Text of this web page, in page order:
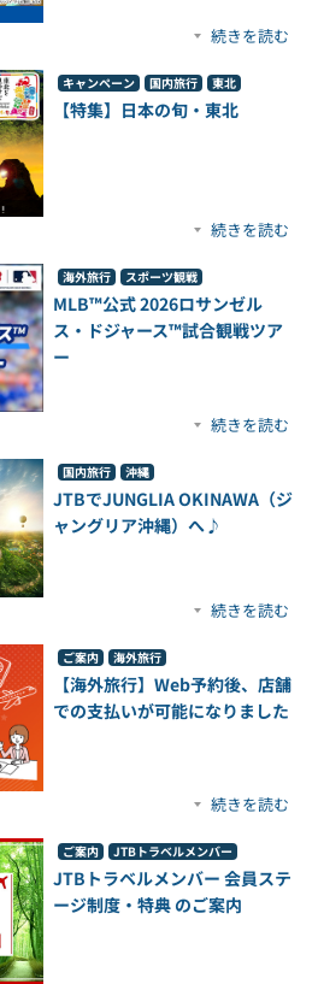
続きを読む
キャンペーン 国内旅行 東北
【特集】日本の旬・東北
続きを読む
海外旅行 スポーツ観戦
MLB™公式 2026ロサンゼル
ス・ドジャース™試合観戦ツア
ー
続きを読む
国内旅行 沖縄
JTBでJUNGLIA OKINAWA（ジ
ャングリア沖縄）へ♪
続きを読む
ご案内 海外旅行
【海外旅行】Web予約後、店舗
での支払いが可能になりました
続きを読む
ご案内 JTBトラベルメンバー
JTBトラベルメンバー 会員ステ
ージ制度・特典 のご案内